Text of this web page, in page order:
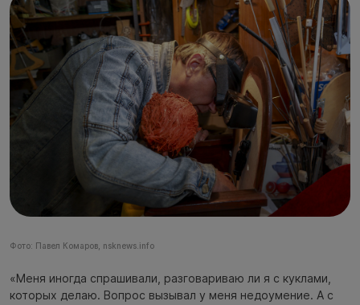
Фото: Павел Комаров, nsknews.info
«Меня иногда спрашивали, разговариваю ли я с куклами,
которых делаю. Вопрос вызывал у меня недоумение. А с